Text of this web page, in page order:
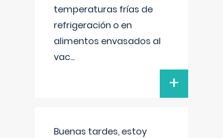
temperaturas frías de
refrigeración o en
alimentos envasados al
vac...
+
Buenas tardes, estoy